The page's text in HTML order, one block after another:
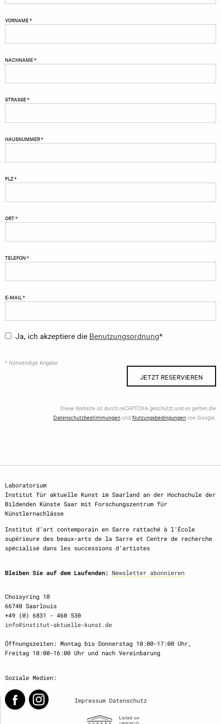
VORNAME *
NACHNAME *
STRASSE *
HAUSNUMMER *
PLZ *
ORT *
TELEFON *
E-MAIL *
Ja, ich akzeptiere die Benutzungsordnung*
* Notwendige Angabe
JETZT RESERVIEREN
Diese Website ist durch reCAPTCHA geschützt und es gelten die
Datenschutzbestimmungen und Nutzungsbedingungenvon Google.
Laboratorium
Institut für aktuelle Kunst im Saarland an der Hochschule der
Bildenden Künste Saar mit Forschungszentrum für
Künstlernachlässe
Institut d‘art contemporain en Sarre rattaché à l‘École
supérieure des beaux-arts de la Sarre et Centre de recherche
spécialisé dans les successions d‘artistes
Bleiben Sie auf dem Laufenden: Newsletter abonnieren
Choisyring 10
66740 Saarlouis
+49 (0) 6831 - 460 530
info@institut-aktuelle-kunst.de
Öffnungszeiten: Montag bis Donnerstag 10:00-17:00 Uhr,
Freitag 10:00-16:00 Uhr und nach Vereinbarung
Soziale Medien:
Impressum Datenschutz